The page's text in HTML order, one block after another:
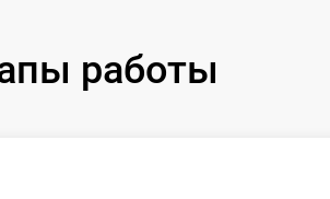
работы